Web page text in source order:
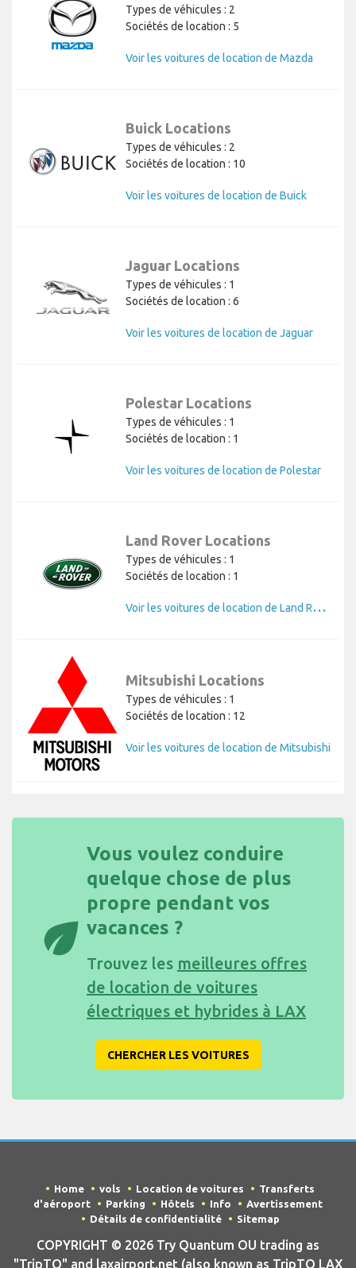
Types de véhicules : 2
Sociétés de location : 5
Voir les voitures de location de Mazda
Buick Locations
Types de véhicules : 2
Sociétés de location : 10
Voir les voitures de location de Buick
Jaguar Locations
Types de véhicules : 1
Sociétés de location : 6
Voir les voitures de location de Jaguar
Polestar Locations
Types de véhicules : 1
Sociétés de location : 1
Voir les voitures de location de Polestar
Land Rover Locations
Types de véhicules : 1
Sociétés de location : 1
V
oir les voitures de location de Land Rover
Mitsubishi Locations
Types de véhicules : 1
Sociétés de location : 12
Voir les voitures de location de Mitsubishi
eco
Vous voulez conduire
quelque chose de plus
propre pendant vos
vacances ?
Trouvez les meilleures offres
de location de voitures
électriques et hybrides à LAX
CHERCHER LES VOITURES
Home vols Location de voitures
Transferts
d'aéroport
Parking Hôtels Info
Avertissement
Détails de confidentialité
Sitemap
COPYRIGHT © 2026 Try Quantum OU trading as
"TripTQ" and laxairport.net (also known as TripTQ LAX